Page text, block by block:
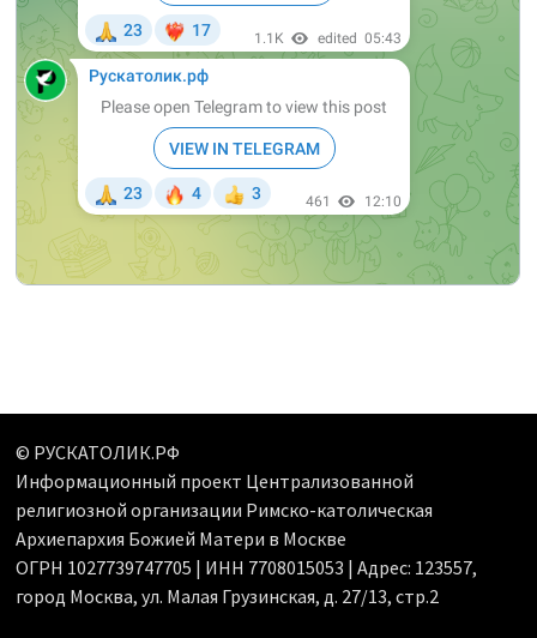
© РУСКАТОЛИК.РФ
Информационный проект Централизованной
религиозной организации Римско-католическая
Архиепархия Божией Матери в Москве
ОГРН 1027739747705 | ИНН 7708015053 | Адрес: 123557,
город Москва, ул. Малая Грузинская, д. 27/13, стр.2